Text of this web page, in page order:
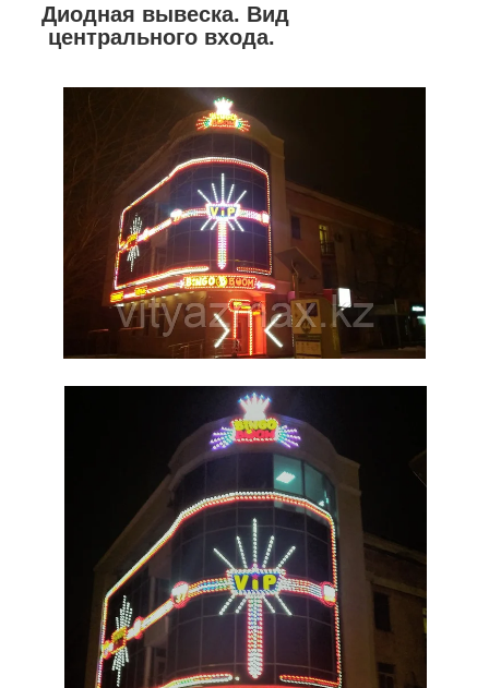
Диодная вывеска. Вид
центрального входа.